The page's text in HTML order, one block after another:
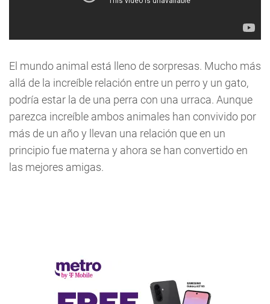
El mundo animal está lleno de sorpresas. Mucho más
allá de la increíble relación entre un perro y un gato,
podría estar la de una perra con una urraca. Aunque
parezca increíble ambos animales han convivido por
más de un año y llevan una relación que en un
principio fue materna y ahora se han convertido en
las mejores amigas.